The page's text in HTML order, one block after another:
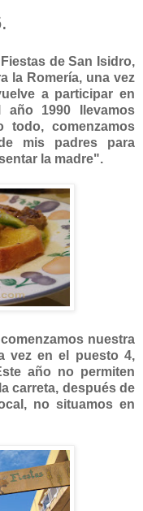
de San Isidro,
la Romería, una vez
a participar en
año 1990 llevamos
todo, comenzamos
mis padres para
la madre".
nuestra
vez en el puesto 4,
año no permiten
carreta, después de
no situamos en